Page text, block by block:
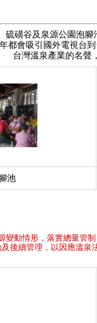
硫磺谷及泉源公園泡
都會吸引國外電視台
台灣溫泉產業的名聲
池
變動情形，落實總量管
後續管理，以因應溫泉